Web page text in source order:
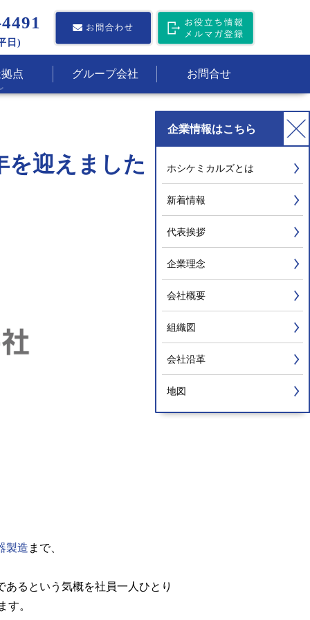
日)
点 グループ会社 お問合せ
企業情報はこちら
ホシケミカルズとは
新着情報
代表挨拶
企業理念
会社概要
組織図
会社沿革
地図
を迎えました
製造まで、
るという気概を社員一人ひとり
。